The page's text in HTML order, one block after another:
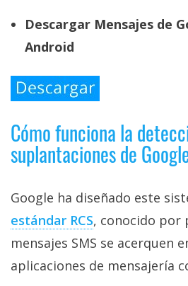
Descargar Mensajes de
Android
Cómo funciona la
suplantaciones de
Google ha diseñado este
estándar RCS‎, conocido por
mensajes SMS se acerquen
aplicaciones de mensajería